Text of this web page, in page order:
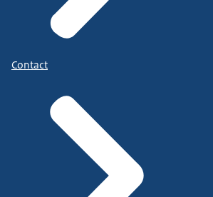
Contact